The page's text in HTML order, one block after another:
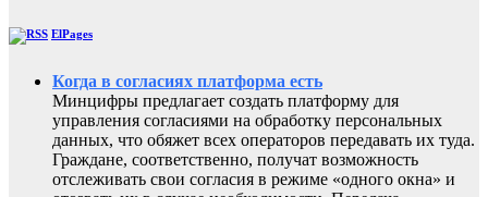
ElPages
Когда в согласиях платформа есть
Минцифры предлагает создать платформу для
управления согласиями на обработку персональных
данных, что обяжет всех операторов передавать их туда.
Граждане, соответственно, получат возможность
отслеживать свои согласия в режиме «одного окна» и